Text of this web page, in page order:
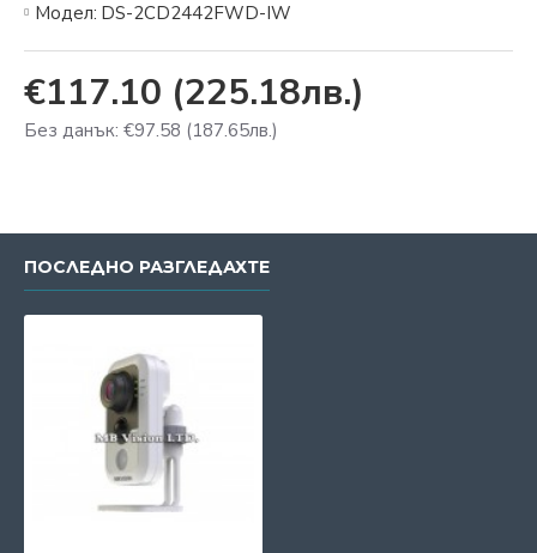
€117.10 (225.18лв.)
Без данък: €97.58 (187.65лв.)
Модел: DS-2CD2442FWD-IW
ПОСЛЕДНО РАЗГЛЕДАХТЕ